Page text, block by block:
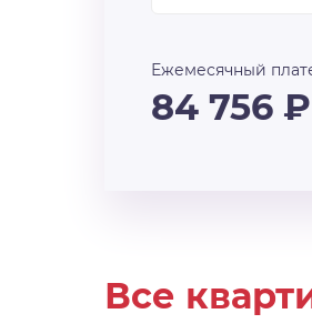
Ежемесячный
84 756 ₽
Все